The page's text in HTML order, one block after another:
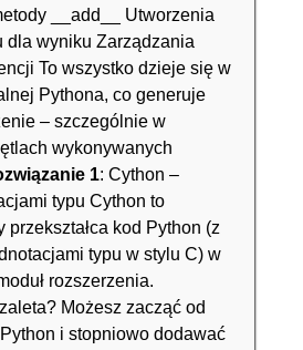
__add__ Utworzenia
dla wyniku Zarządzania
To wszystko dzieje się w
Pythona, co generuje
– szczególnie w
wykonywanych
1: Cython –
typu Cython to
przekształca kod Python (z
typu w stylu C) w
rozszerzenia.
Możesz zacząć od
i stopniowo dodawać